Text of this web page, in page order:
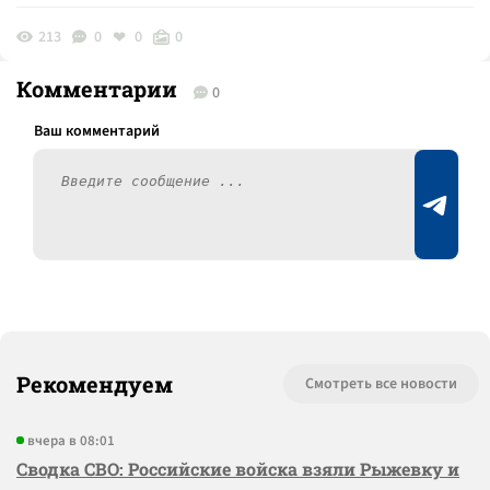
213 0 0 0
Комментарии 0
Рекомендуем Смотреть все новости
вчера в 08:01
Сводка СВО: Российские войска взяли Рыжевку и